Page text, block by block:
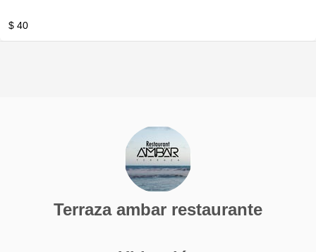
$ 40
Terraza ambar restaurante